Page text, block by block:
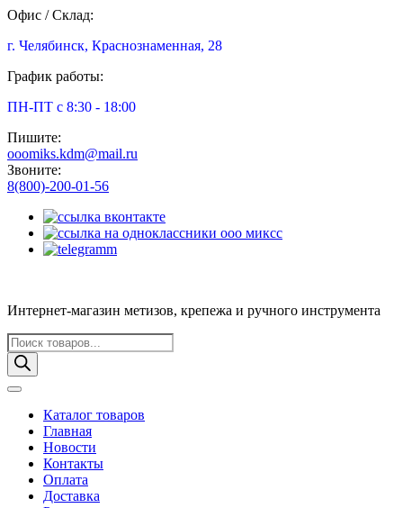
Офис / Склад:
г. Челябинск, Краснознаменная, 28
График работы:
ПН-ПТ с 8:30 - 18:00
Пишите:
ooomiks.kdm@mail.ru
Звоните:
8(800)-200-01-56
Интернет-магазин метизов, крепежа и ручного инструмента
Поиск
товаров
Каталог товаров
Главная
Новости
Контакты
Оплата
Доставка